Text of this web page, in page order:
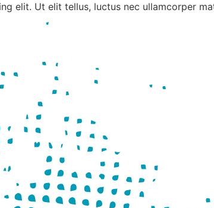
elit. Ut elit tellus, luctus nec ullamcorper